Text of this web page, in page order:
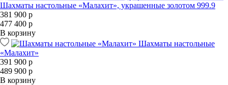
Шахматы настольные «Малахит», украшенные золотом 999.9
381 900 р
477 400 р
В корзину
Шахматы настольные
«Малахит»
391 900 р
489 900 р
В корзину